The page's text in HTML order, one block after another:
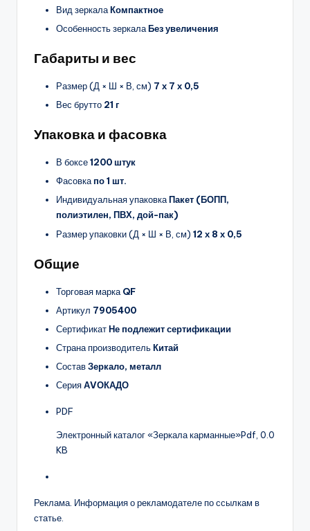
Вид зеркалаКомпактное
Особенность зеркалаБез увеличения
Габариты и вес
Размер (Д × Ш × В, см) 7 х 7 х 0,5
Вес брутто 21 г
Упаковка и фасовка
В боксе1200 штук
Фасовкапо 1 шт.
Индивидуальная упаковкаПакет (БОПП,
полиэтилен, ПВХ, дой-пак)
Размер упаковки (Д × Ш × В, см) 12 х 8 х 0,5
Общие
Торговая марка QF
Артикул 7905400
СертификатНе подлежит сертификации
Страна производительКитай
СоставЗеркало, металл
СерияАVОКАДО
PDF
Электронный каталог «Зеркала карманные»Pdf, 0.0
KB
Реклама. Информация о рекламодателе по ссылкам в
статье.